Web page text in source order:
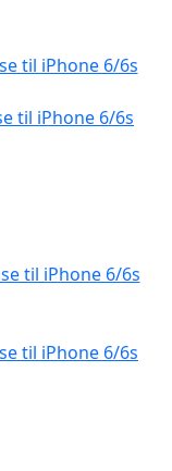
til iPhone 6/6s
til iPhone 6/6s